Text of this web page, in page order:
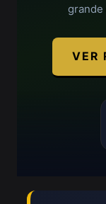
grande
VER